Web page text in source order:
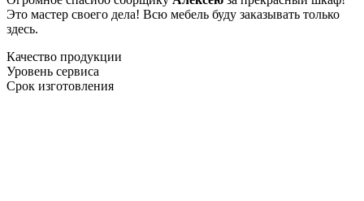
Это мастер своего дела! Всю мебель буду заказывать только
здесь.
Качество продукции
Уровень сервиса
Срок изготовления